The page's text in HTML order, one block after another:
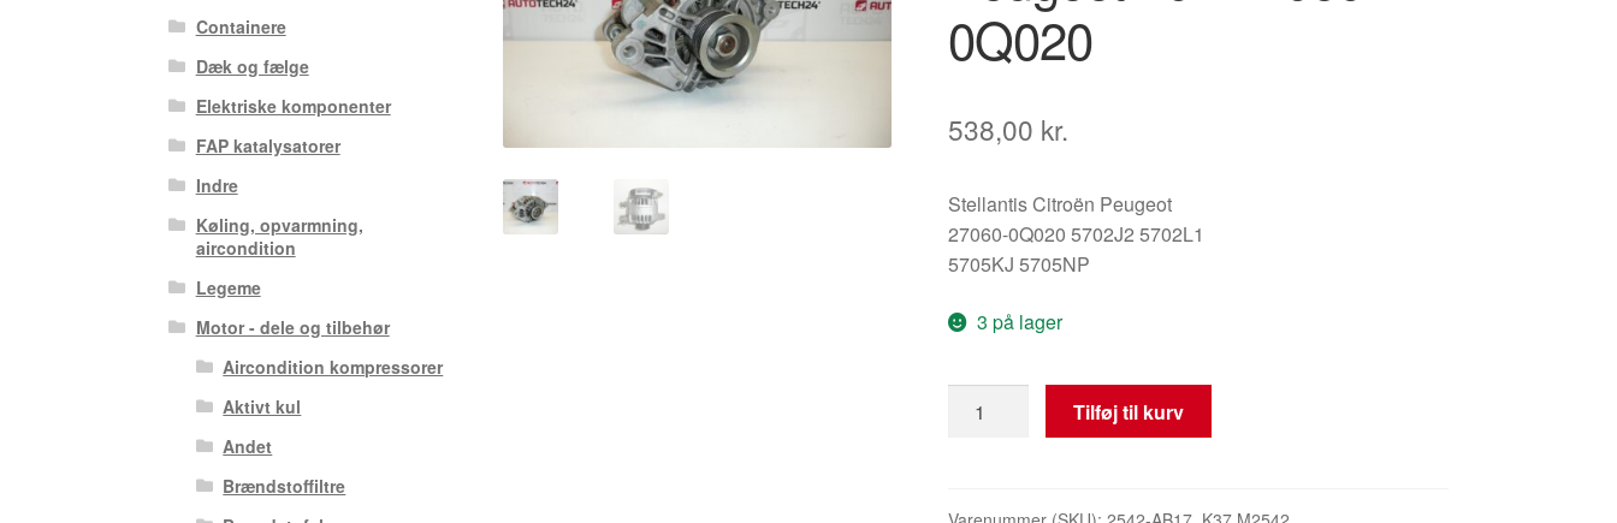
0Q020
538,00 kr.
Stellantis Citroën Peugeot
27060-0Q020 5702J2 5702L1
5705KJ 5705NP
3 på lager
Citroën
Tilføj til kurv
Containere
Dæk og fælge
Elektriske komponenter
FAP katalysatorer
Indre
Køling, opvarmning,
aircondition
Legeme
Motor - dele og tilbehør
Aircondition kompressorer
Aktivt kul
Andet
Brændstoffiltre